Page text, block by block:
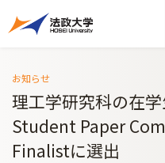
お知らせ
理工学研究科の在
Student Paper
Finalistに選出